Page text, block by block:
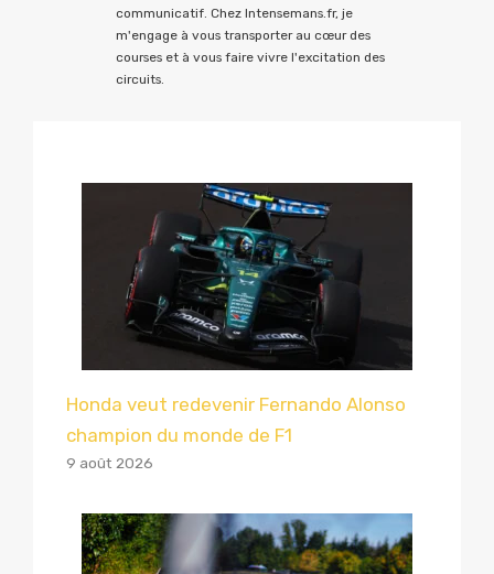
communicatif. Chez Intensemans.fr, je
m'engage à vous transporter au cœur des
courses et à vous faire vivre l'excitation des
circuits.
Honda veut redevenir Fernando Alonso
champion du monde de F1
9 août 2026